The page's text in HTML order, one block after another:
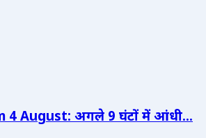
4 August: अगले 9 घंटों में आंधी...